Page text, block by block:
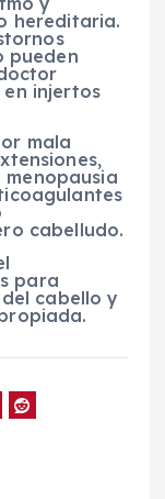
hereditaria.
pueden
en injertos
mala
cabelludo.
para
cabello y